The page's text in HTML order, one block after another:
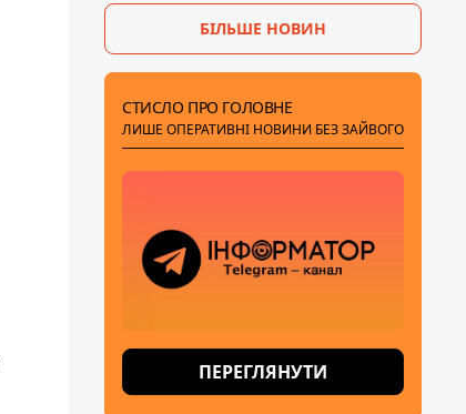
БІЛЬШЕ НОВИН
СТИСЛО ПРО ГОЛОВНЕ
ЛИШЕ ОПЕРАТИВНІ НОВИНИ БЕЗ ЗАЙВОГО
ПЕРЕГЛЯНУТИ